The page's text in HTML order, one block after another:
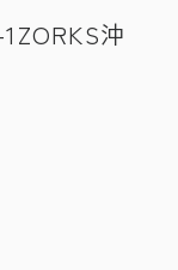
沖